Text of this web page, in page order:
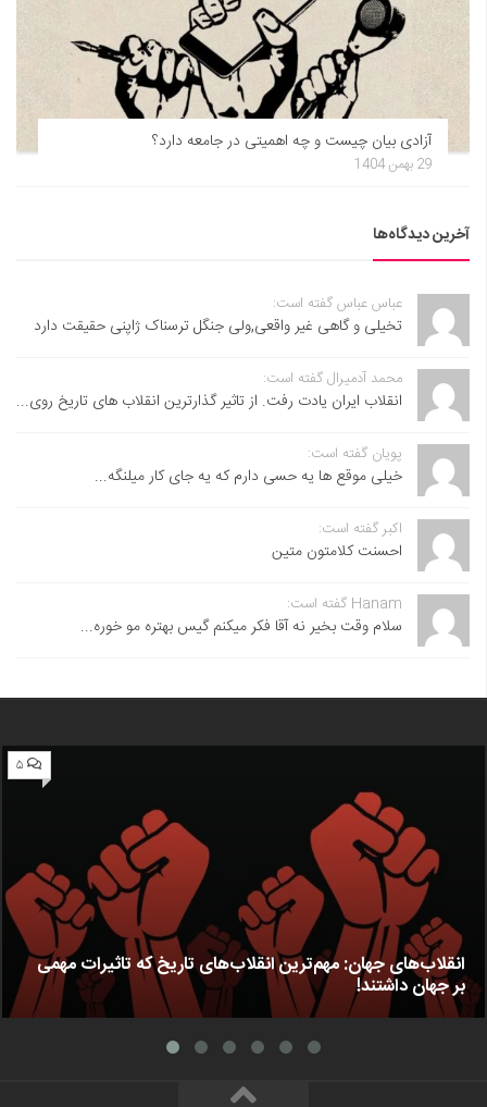
آزادی بیان چیست و چه اهمیتی در جامعه دارد؟
29 بهمن 1404
آخرین دیدگاه‌ها
عباس عباس گفته است:
تخیلی و گاهی غیر واقعی,ولی جنگل ترسناک ژاپنی حقیقت دارد
محمد آدمیرال گفته است:
انقلاب ایران یادت رفت. از تاثیر گذارترین انقلاب های تاریخ روی...
پویان گفته است:
خیلی موقع ها یه حسی دارم که یه جای کار میلنگه...
اکبر گفته است:
احسنت ‌کلامتون متین
Hanam گفته است:
سلام وقت بخیر نه آقا فکر میکنم گیس بهتره مو خوره...
۵
انقلاب‌های جهان: مهم‌ترین انقلاب‌های تاریخ که تاثیرات مهمی
بر جهان داشتند!